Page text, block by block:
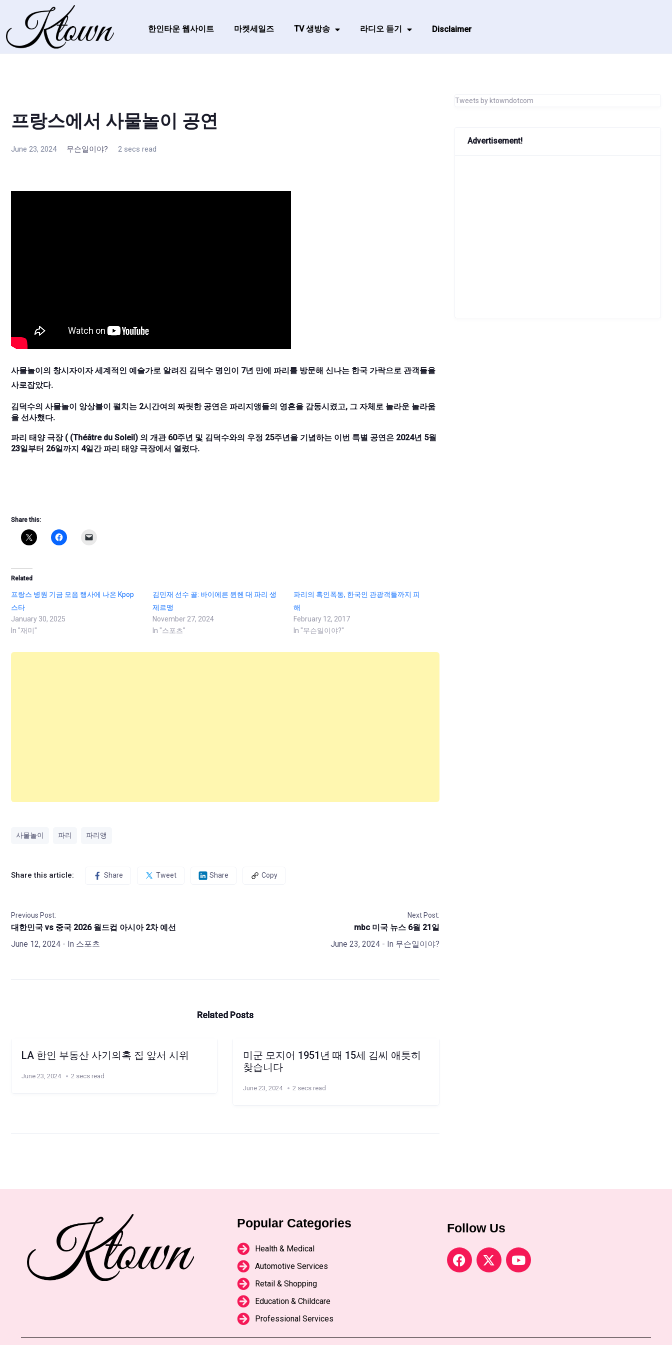
한인타운 웹사이트 마켓세일즈 TV 생방송 라디오 듣기 Disclaimer
프랑스에서 사물놀이 공연
June 23, 2024 무슨일이야? 2 secs read
사물놀이의 창시자이자 세계적인 예술가로 알려진 김덕수 명인이 7년 만에 파리를 방문해 신나는 한국 가락으로 관객들을
사로잡았다.
김덕수의 사물놀이 앙상블이 펼치는 2시간여의 짜릿한 공연은 파리지앵들의 영혼을 감동시켰고, 그 자체로 놀라운 놀라움
을 선사했다.
파리 태양 극장 ( (Théâtre du Soleil) 의 개관 60주년 및 김덕수와의 우정 25주년을 기념하는 이번 특별 공연은 2024년 5월
23일부터 26일까지 4일간 파리 태양 극장에서 열렸다.
Share this:
Related
프랑스 병원 기금 모음 행사에 나온 Kpop
스타
January 30, 2025
In "재미"
김민재 선수 골: 바이에른 뮌헨 대 파리 생
제르맹
November 27, 2024
In "스포츠"
파리의 흑인폭동, 한국인 관광객들까지 피
해
February 12, 2017
In "무슨일이야?"
사물놀이 파리 파리앵
Share this article: Share Tweet Share Copy
Previous Post:
대한민국 vs 중국 2026 월드컵 아시아 2차 예선
June 12, 2024 - In 스포츠
Next Post:
mbc 미국 뉴스 6월 21일
June 23, 2024 - In 무슨일이야?
Related Posts
LA 한인 부동산 사기의혹 집 앞서 시위
June 23, 2024 2 secs read
미군 모지어 1951년 때 15세 김씨 애틋히
찾습니다
June 23, 2024 2 secs read
Tweets by ktowndotcom
Advertisement!
Popular Categories
Health & Medical
Automotive Services
Retail & Shopping
Education & Childcare
Professional Services
Follow Us